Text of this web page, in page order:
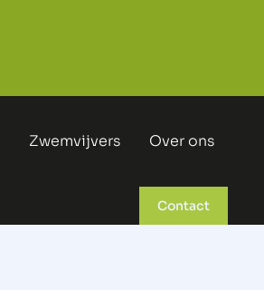
Zwemvijvers Over ons
Contact